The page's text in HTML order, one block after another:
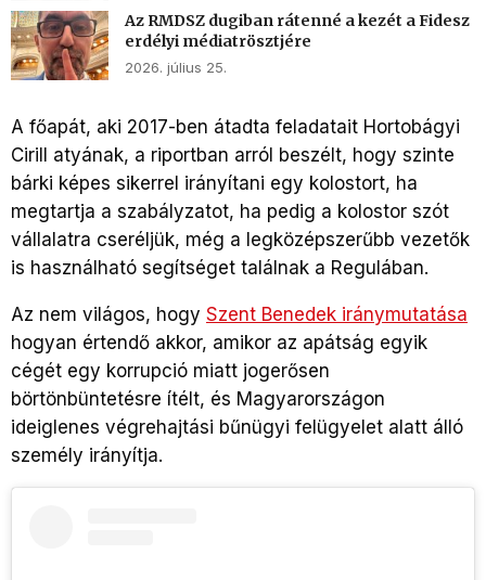
Az RMDSZ dugiban rátenné a kezét a Fidesz
erdélyi médiatrösztjére
2026. július 25.
A főapát, aki 2017-ben átadta feladatait Hortobágyi
Cirill atyának, a riportban arról beszélt, hogy szinte
bárki képes sikerrel irányítani egy kolostort, ha
megtartja a szabályzatot, ha pedig a kolostor szót
vállalatra cseréljük, még a legközépszerűbb vezetők
is használható segítséget találnak a Regulában.
Az nem világos, hogy Szent Benedek iránymutatása
hogyan értendő akkor, amikor az apátság egyik
cégét egy korrupció miatt jogerősen
börtönbüntetésre ítélt, és Magyarországon
ideiglenes végrehajtási bűnügyi felügyelet alatt álló
személy irányítja.